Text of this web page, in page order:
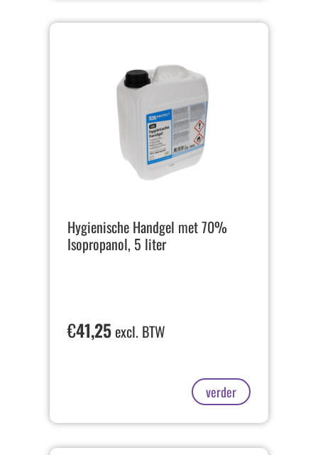
Hygienische Handgel met 70%
Isopropanol, 5 liter
€41,25excl. BTW
verder